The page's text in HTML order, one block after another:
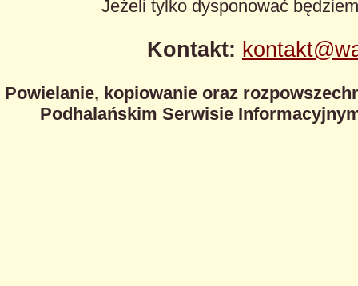
Jeżeli tylko dysponować
Kontakt:
Powielanie, kopiowanie oraz
Podhalańskim Serwisie